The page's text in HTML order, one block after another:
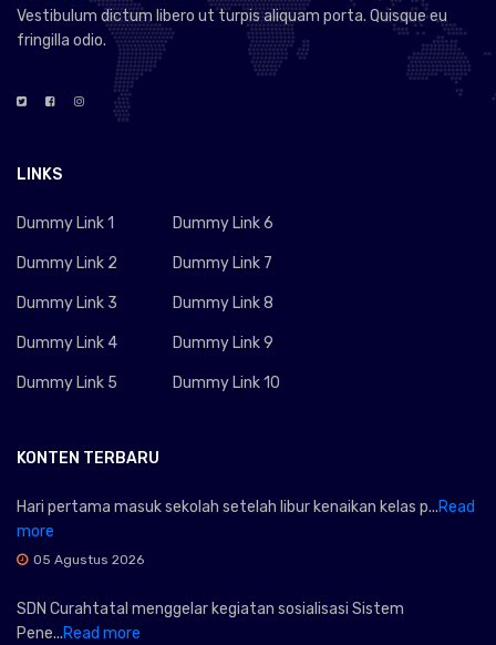
Vestibulum dictum libero ut turpis aliquam porta. Quisque eu
fringilla odio.
LINKS
Dummy Link 1
Dummy Link 2
Dummy Link 3
Dummy Link 4
Dummy Link 5
Dummy Link 6
Dummy Link 7
Dummy Link 8
Dummy Link 9
Dummy Link 10
KONTEN TERBARU
Hari pertama masuk sekolah setelah libur kenaikan kelas p...Read
more
05 Agustus 2026
SDN Curahtatal menggelar kegiatan sosialisasi Sistem
Pene...Read more